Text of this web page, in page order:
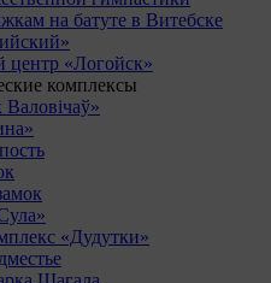
на батуте в Витебске
«Логойск»
комплексы
Валовічаў»
«Дудутки»